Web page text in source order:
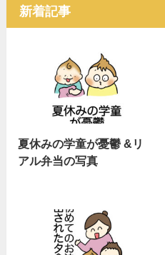
新着記事
夏休みの学童が憂鬱 &リ
アル弁当の写真